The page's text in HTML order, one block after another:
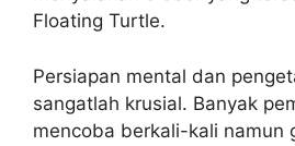
Floating Turtle.
Persiapan mental dan
sangatlah krusial. Banyak
mencoba berkali-kali namun